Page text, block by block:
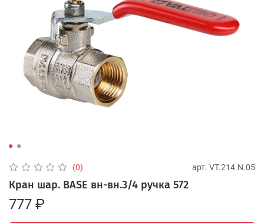
(0) арт. VT.214.N.05
Кран шар. BASE вн-вн.3/4 ручка 572
777 ₽